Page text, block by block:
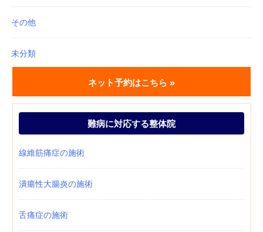
その他
未分類
ネット予約はこちら »
難病に対応する整体院
線維筋痛症の施術
潰瘍性大腸炎の施術
舌痛症の施術